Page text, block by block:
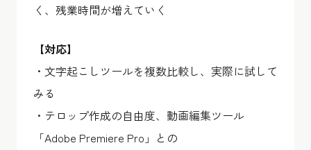
く、残業時間が増えていく
【対応】
・文字起こしツールを複数比較し、実際に試して
みる
・テロップ作成の自由度、動画編集ツール
「Adobe Premiere Pro」との